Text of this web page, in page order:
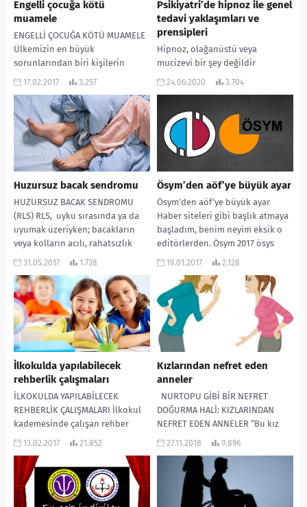
Engelli çocuğa kötü
muamele
ENGELLİ ÇOCUĞA KÖTÜ MUAMELE
Ülkemizin en büyük
sorunlarından biri kişilerin
kendinden zayıf olana karşı
şiddetin sürekli...
17.02.2017 3.257
Psikiyatri’de hipnoz ile genel
tedavi yaklaşımları ve
prensipleri
Hipnoz, olağanüstü veya
mucizevi bir şey değildir
Yüzyıllardır uygulanan, normal ve
onları anlamada...
24.06.2020 3.704
Huzursuz bacak sendromu
HUZURSUZ BACAK SENDROMU
(RLS) RLS, uyku sırasında ya da
uyumak üzeriyken; bacakların
veya kolların acılı, rahatsızlık
duygusu ile beraber uzuvları;...
31.05.2017 1.738
Ösym’den aöf’ye büyük ayar
Ösym’den aöf’ye büyük ayar
Haber siteleri gibi başlık atmaya
başladım, benim neyim eksik o
editörlerden. Ösym 2017 ösys
başvuru kılavuzu...
19.01.2017 2.128
İlkokulda yapılabilecek
rehberlik çalışmaları
İLKOKULDA YAPILABİLECEK
REHBERLİK ÇALIŞMALARI İlkokul
kademesinde çalışan rehber
öğretmen meslektaşlarım,
somutlaştırırken lise ve ortaokul
kademesine göre daha fazla...
13.02.2017 21.852
Kızlarından nefret eden
anneler
NURTOPU GİBİ BİR NEFRET
DOĞURMA HALİ: KIZLARINDAN
NEFRET EDEN ANNELER “Bu kız
nasıl benim kızım olabilir, aklım
27.11.2018 9.896